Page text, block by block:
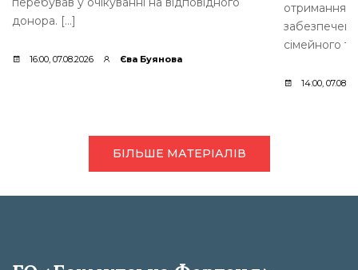
донора. […]
16:00, 07.08.2026 Єва Буянова
отримання
сімейного
14:00,
БІЛЬШЕ МАТЕРІАЛІВ